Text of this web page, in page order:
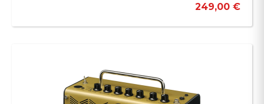
249,00 €